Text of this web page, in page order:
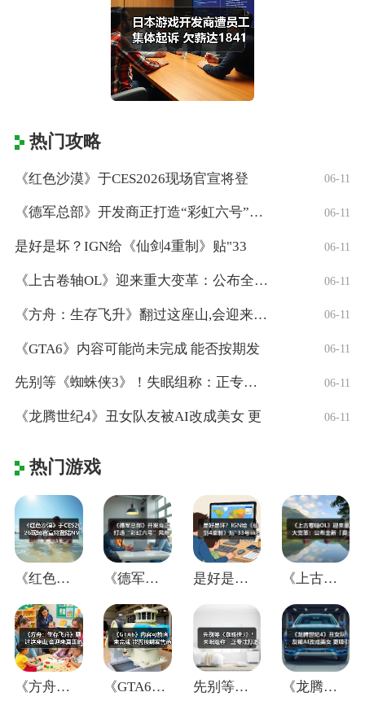
热门攻略
《红色沙漠》于CES2026现场官宣将登 06-11
《德军总部》开发商正打造“彩虹六号”风格 06-11
是好是坏？IGN给《仙剑4重制》贴"33 06-11
《上古卷轴OL》迎来重大变革：公布全新「 06-11
《方舟：生存飞升》翻过这座山,会迎来真正 06-11
《GTA6》内容可能尚未完成 能否按期发 06-11
先别等《蜘蛛侠3》！失眠组称：正专注打造 06-11
《龙腾世纪4》丑女队友被AI改成美女 更 06-11
热门游戏
《红色沙漠》于CES2026现场官宣将登 《德军总部》开发商正打造“彩虹六号”风格 是好是坏？IGN给《仙剑4重制》贴"33 《上古卷轴OL》迎来重大变革：公布全新「
《方舟：生存飞升》翻过这座山,会迎来真正 《GTA6》内容可能尚未完成 能否按期发 先别等《蜘蛛侠3》！失眠组称：正专注打造 《龙腾世纪4》丑女队友被AI改成美女 更